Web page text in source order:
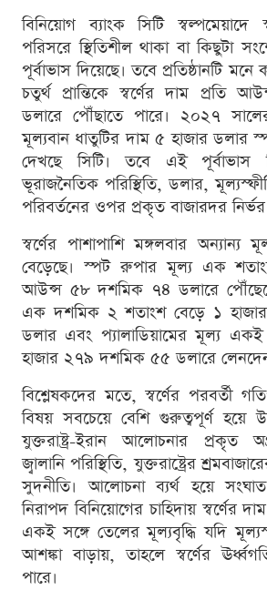
বিনিয়োগ ব্যাংক সিটি স্বল্পমেয়াদে
পরিসরে স্থিতিশীল থাকা বা কিছুটা
পূর্বাভাস দিয়েছে। তবে প্রতিষ্ঠানটি
চতুর্থ প্রান্তিকে স্বর্ণের দাম প্রতি
ডলারে পৌঁছাতে পারে। ২০২৭
মূল্যবান ধাতুটির দাম ৫ হাজার ডলার
দেখছে সিটি। তবে এই পূর্বাভাস
ভূরাজনৈতিক পরিস্থিতি, ডলার,
পরিবর্তনের ওপর প্রকৃত বাজারদর
স্বর্ণের পাশাপাশি মঙ্গলবার অন্যান্য
বেড়েছে। স্পট রুপার মূল্য এক
আউন্স ৫৮ দশমিক ৭৪ ডলারে
এক দশমিক ২ শতাংশ বেড়ে ১
ডলার এবং প্যালাডিয়ামের মূল্য একই
হাজার ২৭৯ দশমিক ৫৫ ডলারে
বিশ্লেষকদের মতে, স্বর্ণের পরবর্তী
বিষয় সবচেয়ে বেশি গুরুত্বপূর্ণ
যুক্তরাষ্ট্র-ইরান আলোচনার প্রকৃত
জ্বালানি পরিস্থিতি, যুক্তরাষ্ট্রের
সুদনীতি। আলোচনা ব্যর্থ হয়ে
নিরাপদ বিনিয়োগের চাহিদায় স্বর্ণের
একই সঙ্গে তেলের মূল্যবৃদ্ধি যদি
আশঙ্কা বাড়ায়, তাহলে স্বর্ণের
পারে।